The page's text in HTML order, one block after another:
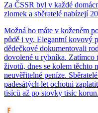
Za ČSSR byl v každé
zlomek a sběratelé nabízejí
Možná ho máte v koženém
půdě i vy. Elegantní kovový
dědečkové dokumentovali
dovolené u rybníka. Zatímco
životů, dnes se kolem těchto
neuvěřitelné peníze.
padesátých let ochotni
tisíců až po stovky tisíc korun.